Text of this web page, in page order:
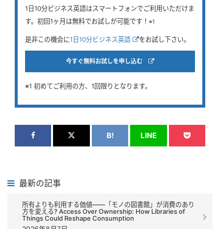
1日10分ビジネス英語はスマートフォンでご利用いただけま
す。初回1ヶ月は無料でお試しが可能です！ ※1
是非この機会に1日10分ビジネス英語 をお試し下さい。
今すぐ無料お試しを申し込む
※1 初めてご利用の方、1回限りとなります。
B! LINE
最新の記事
所有よりも利用する価値――「モノの図書館」が消費のあり
方を変える? Access Over Ownership: How Libraries of
Things Could Reshape Consumption